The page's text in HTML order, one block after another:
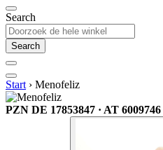
Search
Search
Start › Menofeliz
PZN DE 17853847 · AT 6009746